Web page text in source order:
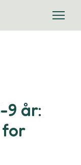
9 år:
for